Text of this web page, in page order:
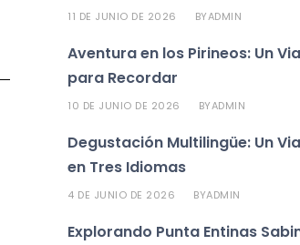
11 DE JUNIO DE 2026 BYADMIN
Aventura en los Pirineos: Un
para Recordar
10 DE JUNIO DE 2026 BYADMIN
Degustación Multilingüe: Un
en Tres Idiomas
4 DE JUNIO DE 2026 BYADMIN
Explorando Punta Entinas